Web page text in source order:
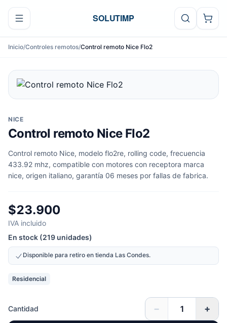
Ir al contenido
SOLUTIMP
Inicio/Controles remotos/Control remoto Nice Flo2
NICE
Control remoto Nice Flo2
Control remoto Nice, modelo flo2re, rolling code, frecuencia
433.92 mhz, compatible con motores con receptora marca
nice, origen italiano, garantía 06 meses por fallas de fabrica.
$23.900
IVA incluido
En stock (219 unidades)
Disponible para retiro en tienda Las Condes.
Residencial
Cantidad − +